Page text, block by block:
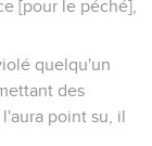
[pour le péché],
quelqu'un
des
point su, il